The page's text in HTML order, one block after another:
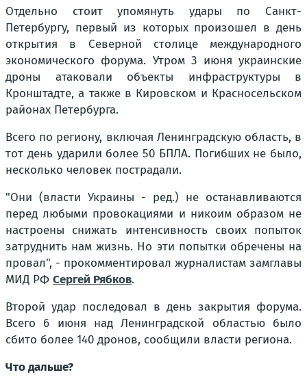
Отдельно стоит упомянуть удары по Санкт-
Петербургу, первый из которых произошел в день
открытия в Северной столице международного
экономического форума. Утром 3 июня украинские
дроны атаковали объекты инфраструктуры в
Кронштадте, а также в Кировском и Красносельском
районах Петербурга.
Всего по региону, включая Ленинградскую область, в
тот день ударили более 50 БПЛА. Погибших не было,
несколько человек пострадали.
"Они (власти Украины - ред.) не останавливаются
перед любыми провокациями и никоим образом не
настроены снижать интенсивность своих попыток
затруднить нам жизнь. Но эти попытки обречены на
провал", - прокомментировал журналистам замглавы
МИД РФ Сергей Рябков.
Второй удар последовал в день закрытия форума.
Всего 6 июня над Ленинградской областью было
сбито более 140 дронов, сообщили власти региона.
Что дальше?